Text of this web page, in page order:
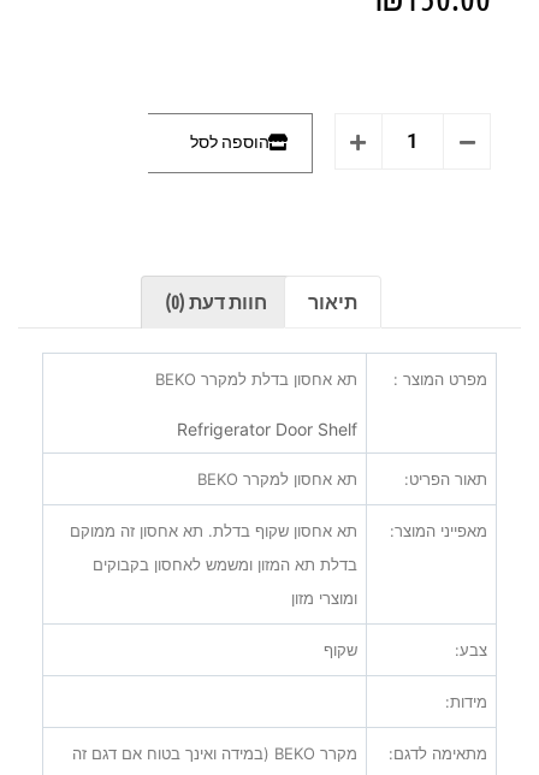
הוספה לסל
תיאור חוות דעת (0)
מפרט המוצר : תא אחסון בדלת למקרר BEKO
Refrigerator Door Shelf
תאור הפריט: תא אחסון למקרר BEKO
מאפייני המוצר:
תא אחסון שקוף בדלת. תא אחסון זה ממוקם
בדלת תא המזון ומשמש לאחסון בקבוקים
ומוצרי מזון
צבע: שקוף
מידות:
מתאימה לדגם: מקרר BEKO (במידה ואינך בטוח אם דגם זה